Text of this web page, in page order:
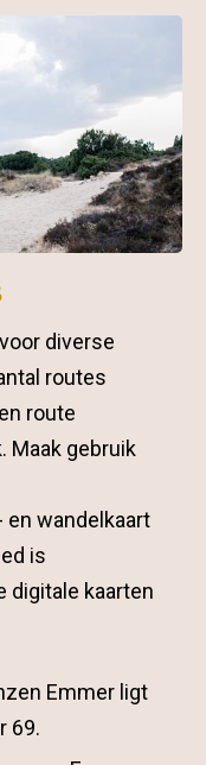
diverse
routes
route
Maak gebruik
en wandelkaart
is
digitale kaarten
Emmer ligt
69.